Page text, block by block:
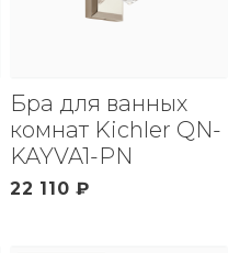
Бра для ванных
комнат Kichler QN-
KAYVA1-PN
22 110 ₽